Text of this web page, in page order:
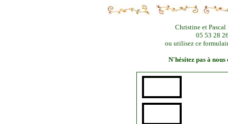
Christine et
05 53 28
ou utilisez ce
N'hésitez pas à